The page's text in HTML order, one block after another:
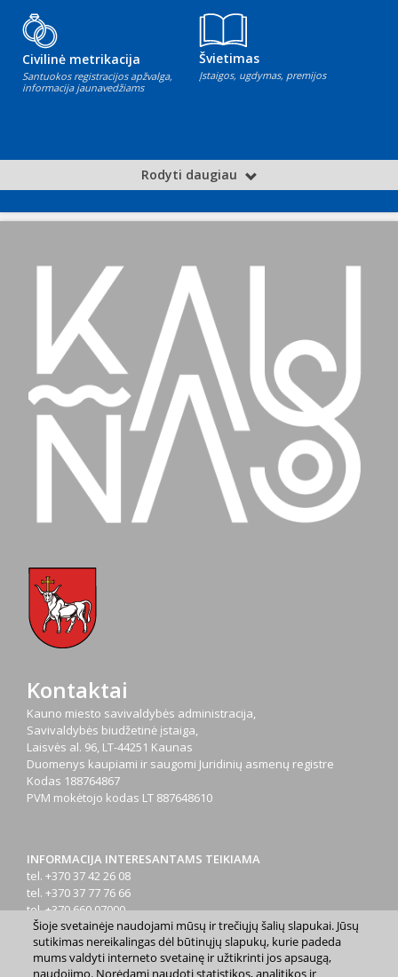
Civilinė metrikacija
Santuokos registracijos apžvalga,
informacija jaunavedžiams
Švietimas
Įstaigos, ugdymas, premijos
Rodyti daugiau
Kontaktai
Kauno miesto savivaldybės administracija,
Savivaldybės biudžetinė įstaiga,
Laisvės al. 96, LT-44251 Kaunas
Duomenys kaupiami ir saugomi Juridinių asmenų registre
Kodas 188764867
PVM mokėtojo kodas LT 887648610
INFORMACIJA INTERESANTAMS TEIKIAMA
tel. +370 37 42 26 08
tel. +370 37 77 76 66
tel. +370 660 07000
el. p.info@kaunas.lt
Šioje svetainėje naudojami mūsų ir trečiųjų šalių slapukai. Jūsų
sutikimas nereikalingas dėl būtinųjų slapukų, kurie padeda
mums valdyti interneto svetainę ir užtikrinti jos apsaugą,
naudojimo. Norėdami naudoti statistikos, analitikos ir